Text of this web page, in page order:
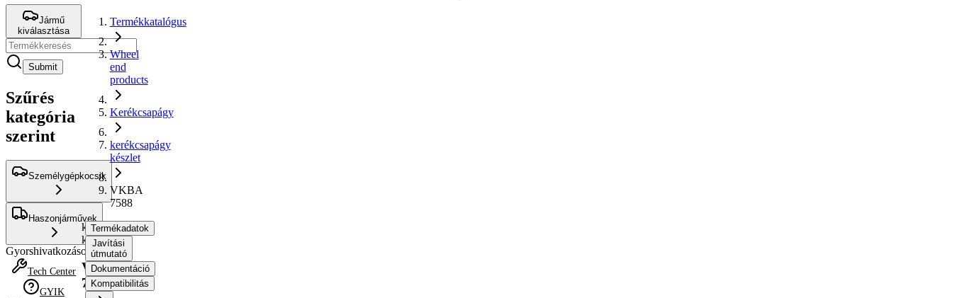
Jármű
kiválasztása
Submit
Szűrés
kategória
szerint
Személygépkocsik
Haszonjárművek
Gyorshivatkozások
Tech Center
GYIK
Termékkatalógus
Wheel
end
products
Kerékcsapágy
kerékcsapágy
készlet
VKBA
7588
kerékcsapágy
készlet
VKBA
7588
Termékadatok
Javítási
útmutató
Dokumentáció
Kompatibilitás